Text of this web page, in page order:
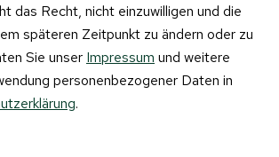
das Recht, nicht einzuwilligen und die
späteren Zeitpunkt zu ändern oder zu
Sie unser Impressum und weitere
personenbezogener Daten in
.